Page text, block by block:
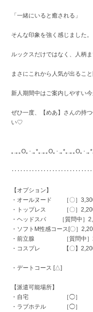
「一緒にいると癒される」
そんな印象を強く感じました。
ルックスだけではなく、人柄ま
まさにこれから人気が出るこ
新人期間中はご案内しやすい今
ぜひ一度、【めあ】さんの持
い♡
｡.｡｡O｡･.｡*｡.｡｡O｡･.｡*｡.｡｡O｡･.｡*
【オプション】
・オールヌード ［〇］
・トップレス ［〇］
・ヘッドスパ ［質問中］
・ソフトM性感コース[〇］
・前立腺 ［質問中］
・コスプレ 【〇】
・デートコース [△]
【派遣可能場所】
・自宅 ［◯］
・ラブホテル ［◯］